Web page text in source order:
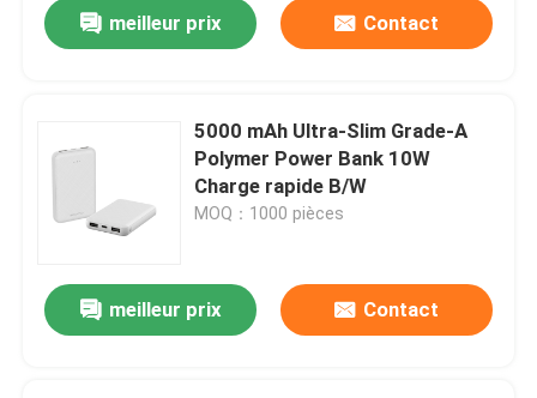
protection de refroidissement d'ordinateur portable
Cable de données à grande vitesse
Ventilateurs portables
Masseur musculaire
meilleur prix Contact
5000 mAh Ultra-Slim Grade-A
Polymer Power Bank 10W
Charge rapide B/W
MOQ：1000 pièces
meilleur prix Contact